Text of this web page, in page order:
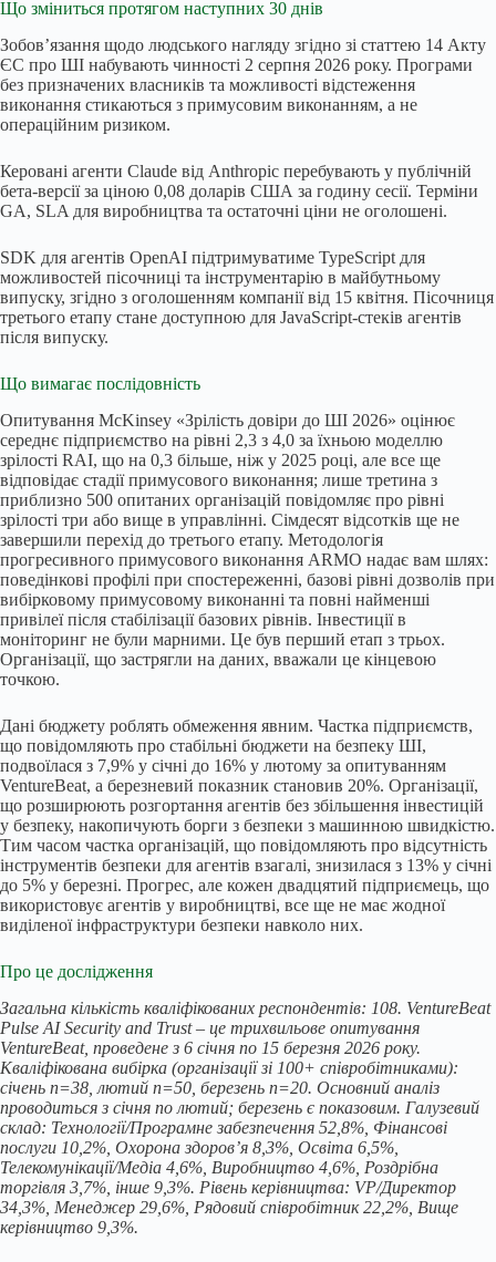
Що зміниться протягом наступних 30 днів
Зобов’язання щодо людського нагляду згідно зі статтею 14 Акту
ЄС про ШІ набувають чинності 2 серпня 2026 року. Програми
без призначених власників та можливості відстеження
виконання стикаються з примусовим виконанням, а не
операційним ризиком.
Керовані агенти Claude від Anthropic перебувають у публічній
бета-версії за ціною 0,08 доларів США за годину сесії. Терміни
GA, SLA для виробництва та остаточні ціни не оголошені.
SDK для агентів OpenAI підтримуватиме TypeScript для
можливостей пісочниці та інструментарію в майбутньому
випуску, згідно з оголошенням компанії від 15 квітня. Пісочниця
третього етапу стане доступною для JavaScript-стеків агентів
після випуску.
Що вимагає послідовність
Опитування McKinsey «Зрілість довіри до ШІ 2026» оцінює
середнє підприємство на рівні 2,3 з 4,0 за їхньою моделлю
зрілості RAI, що на 0,3 більше, ніж у 2025 році, але все ще
відповідає стадії примусового виконання; лише третина з
приблизно 500 опитаних організацій повідомляє про рівні
зрілості три або вище в управлінні. Сімдесят відсотків ще не
завершили перехід до третього етапу. Методологія
прогресивного примусового виконання ARMO надає вам шлях:
поведінкові профілі при спостереженні, базові рівні дозволів при
вибірковому примусовому виконанні та повні найменші
привілеї після стабілізації базових рівнів. Інвестиції в
моніторинг не були марними. Це був перший етап з трьох.
Організації, що застрягли на даних, вважали це кінцевою
точкою.
Дані бюджету роблять обмеження явним. Частка підприємств,
що повідомляють про стабільні бюджети на безпеку ШІ,
подвоїлася з 7,9% у січні до 16% у лютому за опитуванням
VentureBeat, а березневий показник становив 20%. Організації,
що розширюють розгортання агентів без збільшення інвестицій
у безпеку, накопичують борги з безпеки з машинною швидкістю.
Тим часом частка організацій, що повідомляють про відсутність
інструментів безпеки для агентів взагалі, знизилася з 13% у січні
до 5% у березні. Прогрес, але кожен двадцятий підприємець, що
використовує агентів у виробництві, все ще не має жодної
виділеної інфраструктури безпеки навколо них.
Про це дослідження
Загальна кількість кваліфікованих респондентів: 108. VentureBeat
Pulse AI Security and Trust – це трихвильове опитування
VentureBeat, проведене з 6 січня по 15 березня 2026 року.
Кваліфікована вибірка (організації зі 100+ співробітниками):
січень n=38, лютий n=50, березень n=20. Основний аналіз
проводиться з січня по лютий; березень є показовим. Галузевий
склад: Технології/Програмне забезпечення 52,8%, Фінансові
послуги 10,2%, Охорона здоров’я 8,3%, Освіта 6,5%,
Телекомунікації/Медіа 4,6%, Виробництво 4,6%, Роздрібна
торгівля 3,7%, інше 9,3%. Рівень керівництва: VP/Директор
34,3%, Менеджер 29,6%, Рядовий співробітник 22,2%, Вище
керівництво 9,3%.